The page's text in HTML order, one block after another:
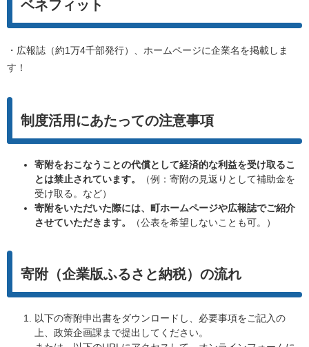
ベネフィット
・広報誌（約1万4千部発行）、ホームページに企業名を掲載しま
す！
制度活用にあたっての注意事項
寄附をおこなうことの代償として経済的な利益を受け取るこ
とは禁止されています。
（例：寄附の見返りとして補助金を
受け取る。など）
寄附をいただいた際には、町ホームページや広報誌でご紹介
させていただきます。
（公表を希望しないことも可。）
寄附（企業版ふるさと納税）の流れ
以下の寄附申出書をダウンロードし、必要事項をご記入の
上、政策企画課まで提出してください。